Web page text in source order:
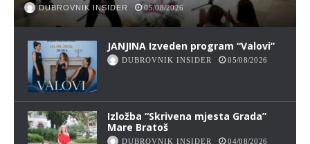
DUBROVNIK INSIDER 05/08/2026
JANJINA Izveden program “Valovi”
DUBROVNIK INSIDER 05/08/2026
Izložba “Skrivena mjesta Grada”
Mare Bratoš
DUBROVNIK INSIDER 04/08/2026